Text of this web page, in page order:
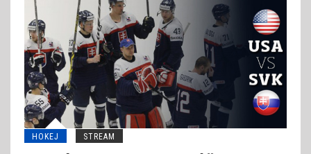
HOKEJ STREAM